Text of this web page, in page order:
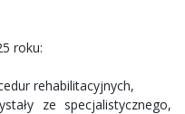
roku:
rehabilitacyjnych,
ze specjalistycznego,